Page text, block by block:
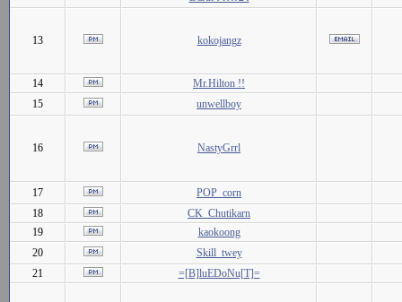
13 kokojangz
14
Mr.Hilton !!
15
unwellboy
16 NastyGrrl
17
POP_corn
18
CK_Chutikarn
19
kaokoong
20
Skill_twey
21
=[B]luEDoNu[T]=